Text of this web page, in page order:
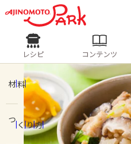
ログインすると
ログイン
ホーム
レシピ
人気の食材・レシピ
きゅうり なす
レシピ コンテンツ
材料
つくり方